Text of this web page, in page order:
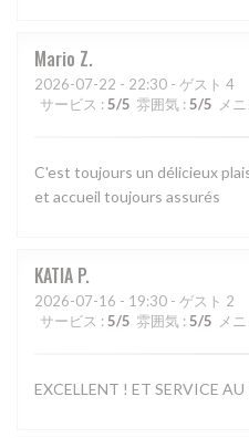
Mario Z
2026-07-22 - 22:30 - ゲスト 4
サービス : 5/5 雰囲気 : 5/5 メ
C'est toujours un délicieux
et accueil toujours assurés
KATIA P
2026-07-16 - 19:30 - ゲスト 2
サービス : 5/5 雰囲気 : 5/5 メ
EXCELLENT ! ET SERVICE AU